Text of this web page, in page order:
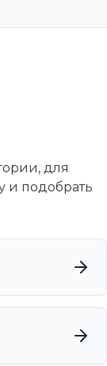
для
и подобрать